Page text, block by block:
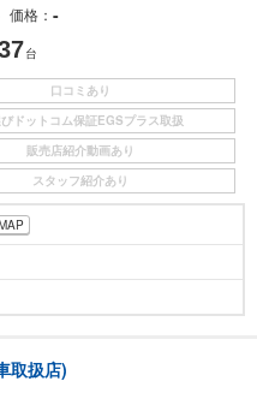
価格 -
台
口コミあり
ドットコム保証EGSプラス取扱
販売店紹介動画あり
スタッフ紹介あり
取扱店)